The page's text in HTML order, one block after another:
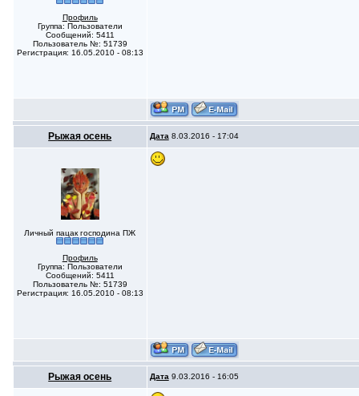
Профиль
Группа: Пользователи
Сообщений: 5411
Пользователь №: 51739
Регистрация: 16.05.2010 - 08:13
Рыжая осень Дата 8.03.2016 - 17:04
Личный пацак господина ПЖ
Профиль
Группа: Пользователи
Сообщений: 5411
Пользователь №: 51739
Регистрация: 16.05.2010 - 08:13
Рыжая осень Дата 9.03.2016 - 16:05